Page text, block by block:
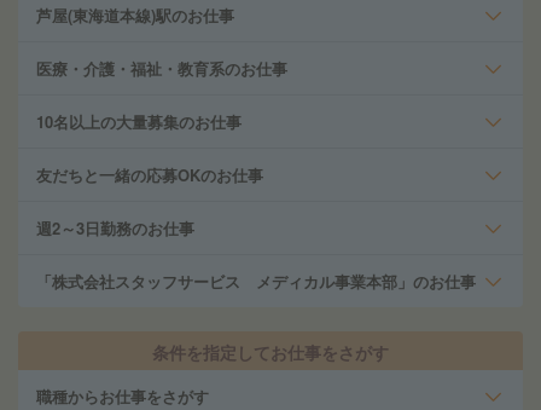
芦屋(東海道本線)駅のお仕事
医療・介護・福祉・教育系のお仕事
10名以上の大量募集のお仕事
友だちと一緒の応募OKのお仕事
週2～3日勤務のお仕事
「株式会社スタッフサービス メディカル事業本部」のお仕事
条件を指定してお仕事をさがす
職種からお仕事をさがす